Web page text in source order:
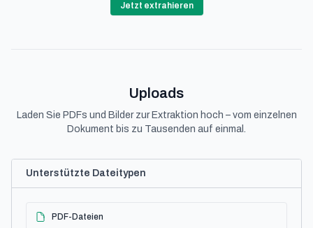
Jetzt extrahieren
Uploads
Laden Sie PDFs und Bilder zur Extraktion hoch – vom einzelnen
Dokument bis zu Tausenden auf einmal.
Unterstützte Dateitypen
PDF-Dateien